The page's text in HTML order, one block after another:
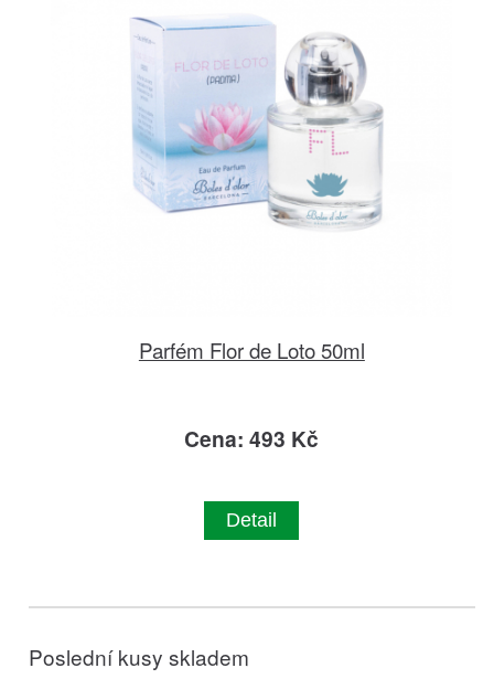
Parfém Flor de Loto 50ml
Cena: 493 Kč
Detail
Poslední kusy skladem